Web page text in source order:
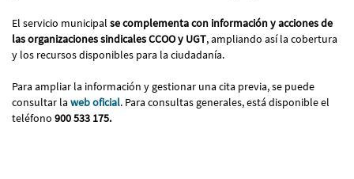
El servicio municipal se complementa con información y acciones de
las organizaciones sindicales CCOO y UGT, ampliando así la cobertura
y los recursos disponibles para la ciudadanía.
Para ampliar la información y gestionar una cita previa, se puede
consultar la web oficial. Para consultas generales, está disponible el
teléfono 900 533 175.